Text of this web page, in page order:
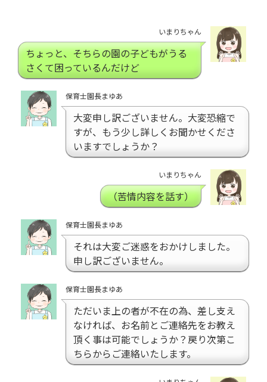
いまりちゃん
ちょっと、そちらの園の子どもがうる
さくて困っているんだけど
保育士園長まゆあ
大変申し訳ございません。大変恐縮で
すが、もう少し詳しくお聞かせくださ
いますでしょうか？
いまりちゃん
（苦情内容を話す）
保育士園長まゆあ
それは大変ご迷惑をおかけしました。
申し訳ございません。
保育士園長まゆあ
ただいま上の者が不在の為、差し支え
なければ、お名前とご連絡先をお教え
頂く事は可能でしょうか？戻り次第こ
ちらからご連絡いたします。